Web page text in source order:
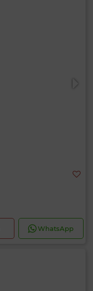
WhatsApp